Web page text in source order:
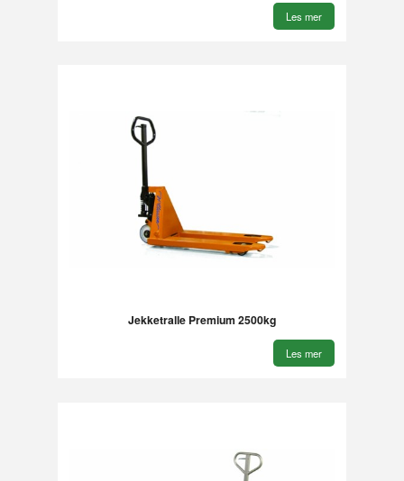
Les mer
Jekketralle Premium 2500kg
Les mer